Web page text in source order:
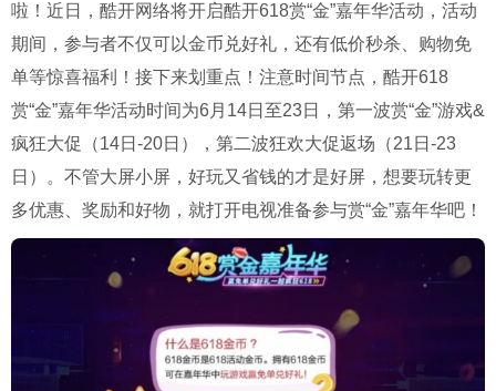
啦！近日，酷开网络将开启酷开618赏“金”嘉年华活动，活动
期间，参与者不仅可以金币兑好礼，还有低价秒杀、购物免
单等惊喜福利！接下来划重点！注意时间节点，酷开618
赏“金”嘉年华活动时间为6月14日至23日，第一波赏“金”游戏&
疯狂大促（14日-20日），第二波狂欢大促返场（21日-23
日）。不管大屏小屏，好玩又省钱的才是好屏，想要玩转更
多优惠、奖励和好物，就打开电视准备参与赏“金”嘉年华吧！